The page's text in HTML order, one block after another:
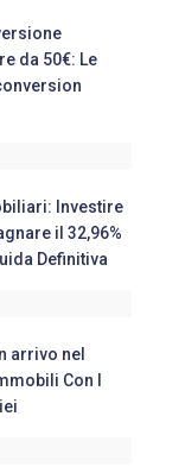
da 50€: Le
Investire
il 32,96%
Definitiva
arrivo nel
Con I